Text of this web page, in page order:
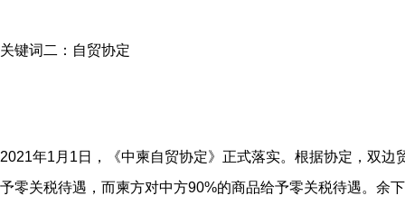
关键词二：自贸协定
2021年1月1日，《中柬自贸协定》正式落实。根据协定，双
予零关税待遇，而柬方对中方90%的商品给予零关税待遇。余